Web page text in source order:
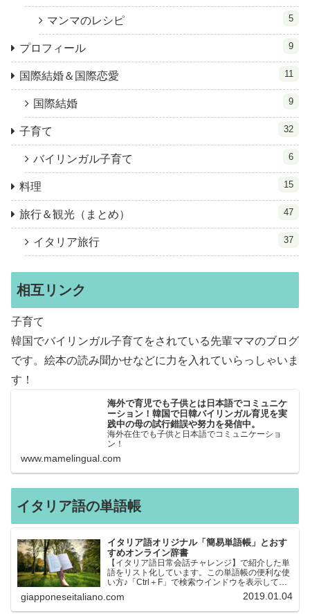
マンマのレシピ 5
プロフィール 9
国際結婚＆国際恋愛 11
国際結婚 9
子育て 32
バイリンガル子育て 6
料理 15
旅行＆観光（まとめ） 47
イタリア旅行 37
相互リンク
子育て
韓国でバイリンガル子育てをされている先輩ママのブログ
です。絵本の読み聞かせなどに力を入れていらっしゃいま
す！
海外で育児でも子供とは日本語でコミュニケ
ーション！韓国で日韓バイリンガル育児を実
践中の母の試行錯誤や努力を発信中。
海外在住でも子供と日本語でコミュニケーショ
ン！
www.mamelingual.com
イタリア語の単語帳
イタリア語オリジナル「簡易単語帳」とおす
すめオンライン辞書
【イタリア語日常会話チャレンジ】で紹介した単
語をリスト化しています。この単語帳の便利な使
い方♪「Ctrl＋F」で検索ウインドウを表示して、
知りたい単語を探すことができます。イタリア語
→日本語、日本語→イタリア語 どちらでも検索
できるので、良…
giapponeseitaliano.com 2019.01.04